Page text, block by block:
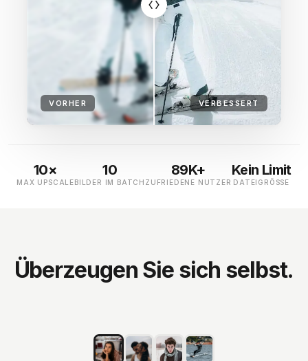
VORHER VERBESSERT
10×
MAX UPSCALE
10
BILDER IM BATCH
89K+
ZUFRIEDENE NUTZER
Kein Limit
DATEIGRÖSSE
Überzeugen Sie sich selbst.